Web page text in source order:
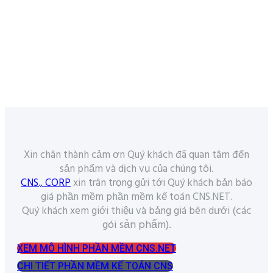
Xin chân thành cảm ơn Quý khách đã quan tâm đến
sản phẩm và dịch vụ của chúng tôi.
CNS., CORPxin trân trọng gửi tới Quý khách bản báo
giá phần mềm phần mềm kế toán CNS.NET.
Quý khách xem giới thiệu và bảng giá bên dưới (các
gói sản phẩm).
XEM MÔ HÌNH PHẦN MỀM CNS.NET
CHI TIẾT PHẦN MỀM KẾ TOÁN CNS